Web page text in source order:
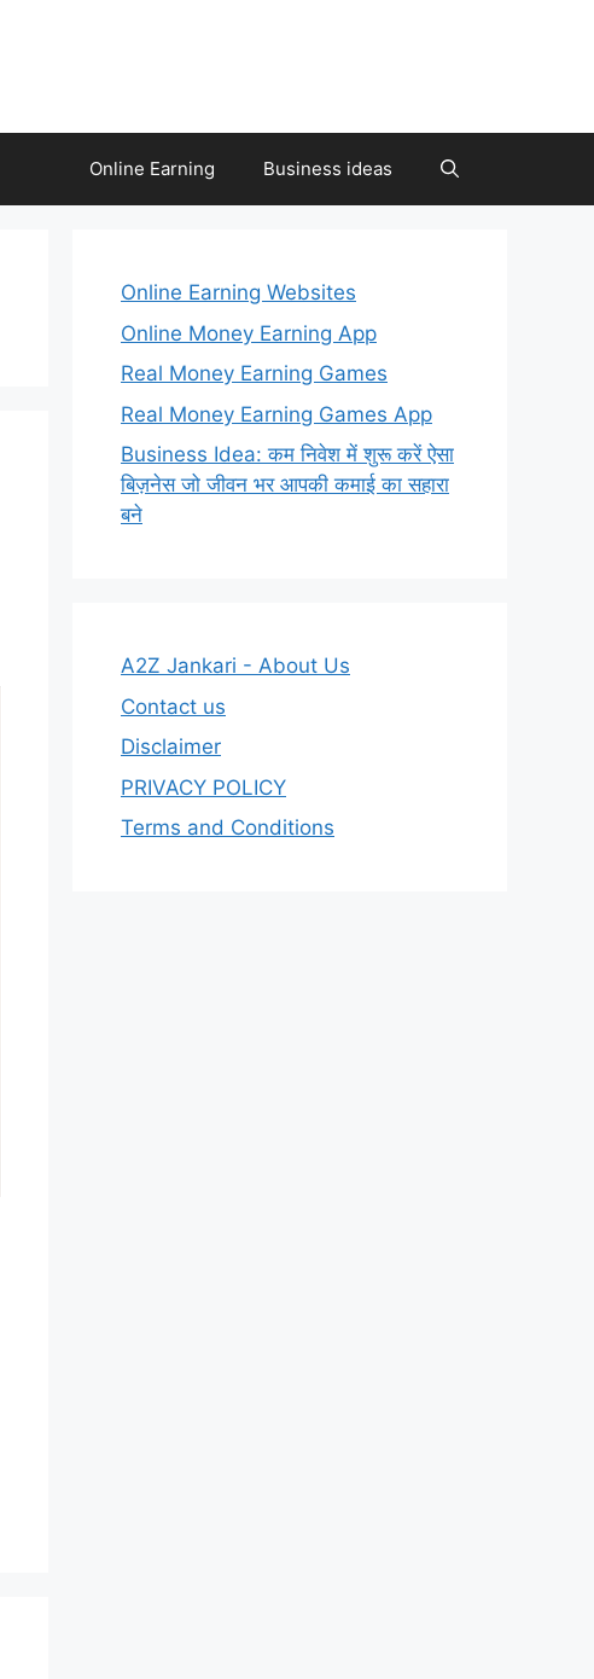
Online Earning Business ideas
Online Earning Websites
Online Money Earning App
Real Money Earning Games
Real Money Earning Games App
Business Idea: कम निवेश में शुरू करें ऐसा
बिज़नेस जो जीवन भर आपकी कमाई का सहारा
बने
A2Z Jankari - About Us
Contact us
Disclaimer
PRIVACY POLICY
Terms and Conditions